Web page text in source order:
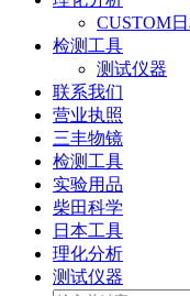
CUSTOM
检测工具
测试仪器
联系我们
营业执照
三丰物镜
检测工具
实验用品
柴田科学
日本工具
理化分析
测试仪器